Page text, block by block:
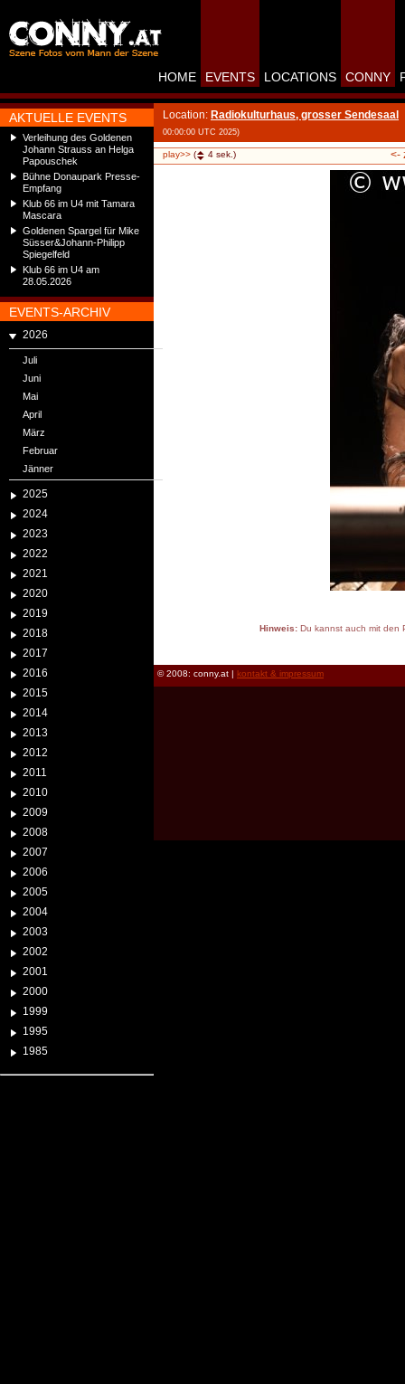
AKTUELLE EVENTS
Verleihung des Goldenen
Johann Strauss an Helga
Papouschek
Bühne Donaupark Presse-
Empfang
Klub 66 im U4 mit Tamara
Mascara
Goldenen Spargel für Mike
Süsser&Johann-Philipp
Spiegelfeld
Klub 66 im U4 am
28.05.2026
EVENTS-ARCHIV
2026
Juli
Juni
Mai
April
März
Februar
Jänner
2025
2024
2023
2022
2021
2020
2019
2018
2017
2016
2015
2014
2013
2012
2011
2010
2009
2008
2007
2006
2005
2004
2003
2002
2001
2000
1999
1995
1985
HOME EVENTS LOCATIONS CONNY
Location: Radiokulturhaus, grosser Sendesaal
00:00:00 UTC 2025)
play>> ( 4 sek.) <-
Hinweis:Du kannst auch mit den
© 2008: conny.at | kontakt & impressum